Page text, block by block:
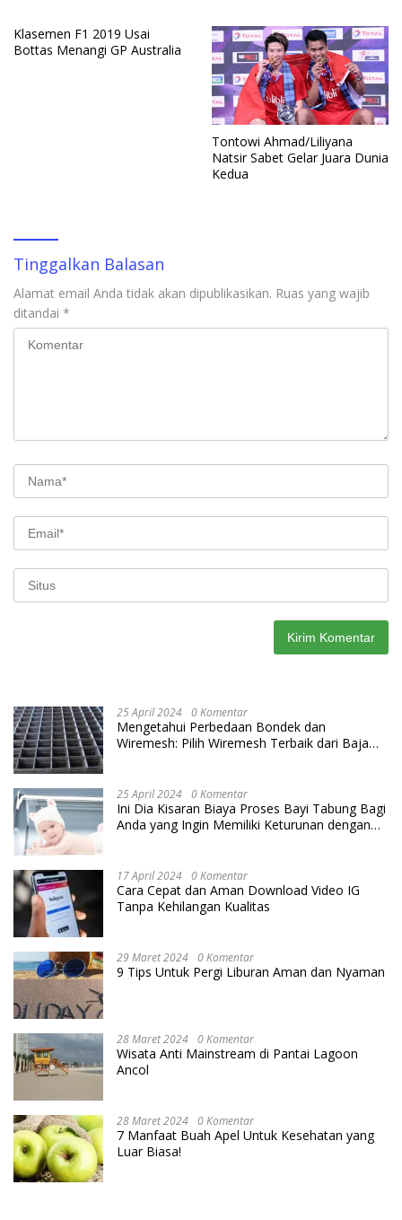
Klasemen F1 2019 Usai
Bottas Menangi GP Australia
Tontowi Ahmad/Liliyana
Natsir Sabet Gelar Juara Dunia
Kedua
Tinggalkan Balasan
Alamat email Anda tidak akan dipublikasikan. Ruas yang wajib
ditandai *
25 April 2024 0 Komentar
Mengetahui Perbedaan Bondek dan
Wiremesh: Pilih Wiremesh Terbaik dari Baja
25 April 2024 0 Komentar
Ini Dia Kisaran Biaya Proses Bayi Tabung Bagi
Anda yang Ingin Memiliki Keturunan dengan
17 April 2024 0 Komentar
Cara Cepat dan Aman Download Video IG
Tanpa Kehilangan Kualitas
29 Maret 2024 0 Komentar
9 Tips Untuk Pergi Liburan Aman dan Nyaman
28 Maret 2024 0 Komentar
Wisata Anti Mainstream di Pantai Lagoon
Ancol
28 Maret 2024 0 Komentar
7 Manfaat Buah Apel Untuk Kesehatan yang
Luar Biasa!